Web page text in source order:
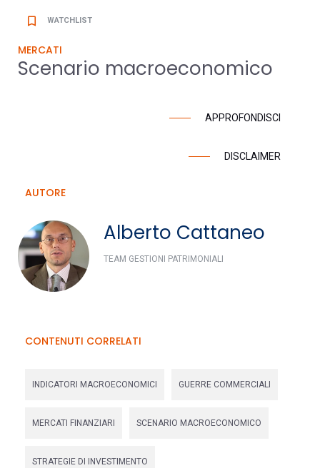
bookmark_border WATCHLIST
MERCATI
Scenario macroeconomico
APPROFONDISCI
DISCLAIMER
AUTORE
Alberto Cattaneo
TEAM GESTIONI PATRIMONIALI
CONTENUTI CORRELATI
INDICATORI MACROECONOMICI GUERRE COMMERCIALI
MERCATI FINANZIARI SCENARIO MACROECONOMICO
STRATEGIE DI INVESTIMENTO